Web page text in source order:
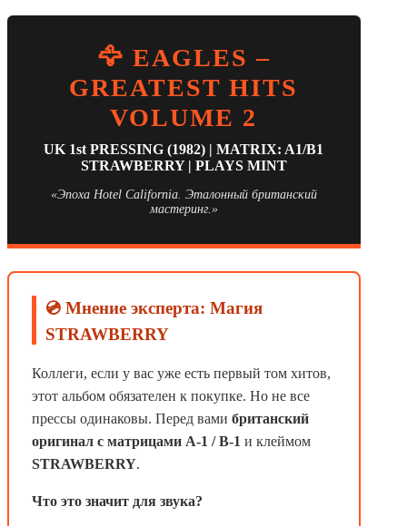
🦅 EAGLES –
GREATEST HITS
VOLUME 2
UK 1st PRESSING (1982) | MATRIX: A1/B1
STRAWBERRY | PLAYS MINT
«Эпоха Hotel California. Эталонный британский
мастеринг.»
💿 Мнение эксперта: Магия
STRAWBERRY
Коллеги, если у вас уже есть первый том хитов,
этот альбом обязателен к покупке. Но не все
прессы одинаковы. Перед вами британский
оригинал с матрицами A-1 / B-1 и клеймом
STRAWBERRY.
Что это значит для звука?